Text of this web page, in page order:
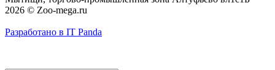
2026 © Zoo-mega.ru
Разработано в IT Panda